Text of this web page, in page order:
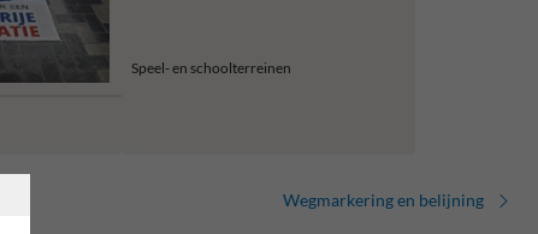
Speel- en schoolterreinen
Wegmarkering en belijning